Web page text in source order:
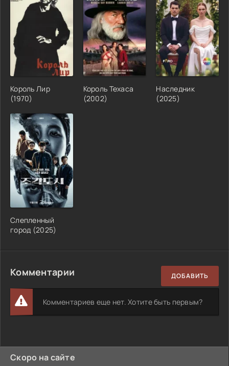
Король Лир
(1970)
Король Техаса
(2002)
Наследник
(2025)
Слепленный
город (2025)
Комментарии ДОБАВИТЬ
Комментариев еще нет. Хотите быть первым?
Скоро на сайте